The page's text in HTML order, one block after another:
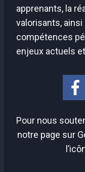
apprenants, la
valorisants, ainsi
compétences
enjeux actuels
Pour nous
notre page sur